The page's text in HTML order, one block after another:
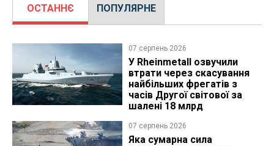
ОСТАННЄ ПОПУЛЯРНЕ
07 серпень 2026
У Rheinmetall озвучили
втрати через скасування
найбільших фрегатів з
часів Другої світової за
шалені 18 млрд
07 серпень 2026
Яка сумарна сила